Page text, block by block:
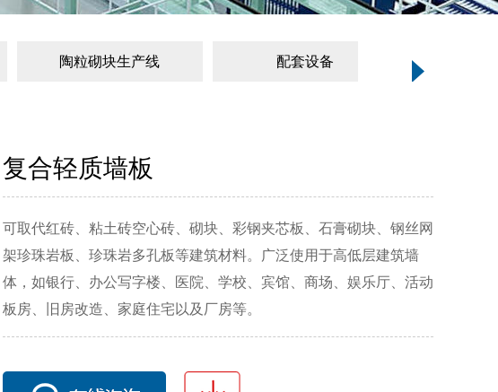
陶粒砌块生产线 配套设备
复合轻质墙板
可取代红砖、粘土砖空心砖、砌块、彩钢夹芯板、石膏砌块、钢丝网
架珍珠岩板、珍珠岩多孔板等建筑材料。广泛使用于高低层建筑墙
体，如银行、办公写字楼、医院、学校、宾馆、商场、娱乐厅、活动
板房、旧房改造、家庭住宅以及厂房等。